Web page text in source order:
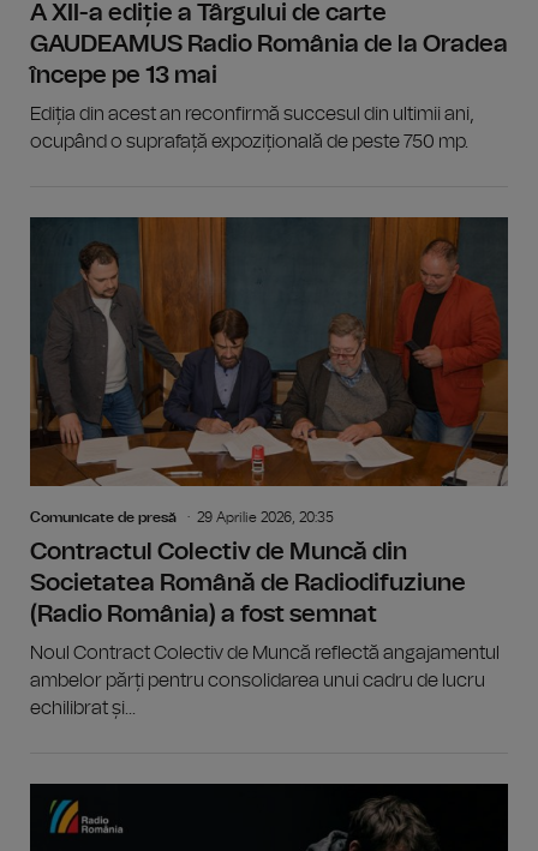
A XII-a ediție a Târgului de carte
GAUDEAMUS Radio România de la Oradea
începe pe 13 mai
Ediția din acest an reconfirmă succesul din ultimii ani,
ocupând o suprafață expozițională de peste 750 mp.
Comunicate de presă 29 Aprilie 2026, 20:35
Contractul Colectiv de Muncă din
Societatea Română de Radiodifuziune
(Radio România) a fost semnat
Noul Contract Colectiv de Muncă reflectă angajamentul
ambelor părți pentru consolidarea unui cadru de lucru
echilibrat și...